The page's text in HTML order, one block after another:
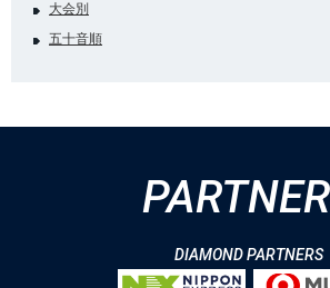
大会別
五十音順
DIAMOND PARTNERS